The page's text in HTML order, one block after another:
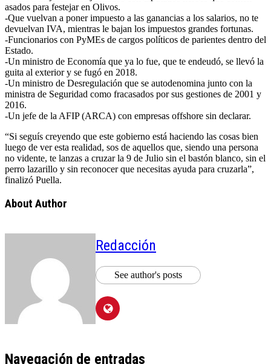
asados para festejar en Olivos.
-Que vuelvan a poner impuesto a las ganancias a los salarios, no te
devuelvan IVA, mientras le bajan los impuestos grandes fortunas.
-Funcionarios con PyMEs de cargos políticos de parientes dentro del
Estado.
-Un ministro de Economía que ya lo fue, que te endeudó, se llevó la
guita al exterior y se fugó en 2018.
-Un ministro de Desregulación que se autodenomina junto con la
ministra de Seguridad como fracasados por sus gestiones de 2001 y
2016.
-Un jefe de la AFIP (ARCA) con empresas offshore sin declarar.
“Si seguís creyendo que este gobierno está haciendo las cosas bien
luego de ver esta realidad, sos de aquellos que, siendo una persona
no vidente, te lanzas a cruzar la 9 de Julio sin el bastón blanco, sin el
perro lazarillo y sin reconocer que necesitas ayuda para cruzarla”,
finalizó Puella.
About Author
Redacción
See author's posts
Navegación de entradas